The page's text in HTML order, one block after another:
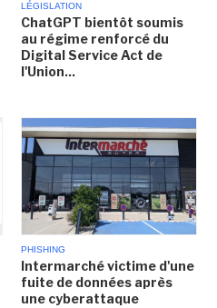
LÉGISLATION
ChatGPT bientôt soumis
au régime renforcé du
Digital Service Act de
l'Union...
PHISHING
Intermarché victime d'une
fuite de données après
une cyberattaque